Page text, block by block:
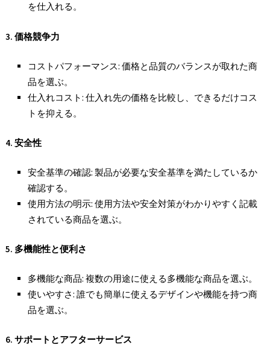
を仕入れる。
3. 価格競争力
コストパフォーマンス: 価格と品質のバランスが取れた商
品を選ぶ。
仕入れコスト: 仕入れ先の価格を比較し、できるだけコス
トを抑える。
4. 安全性
安全基準の確認: 製品が必要な安全基準を満たしているか
確認する。
使用方法の明示: 使用方法や安全対策がわかりやすく記載
されている商品を選ぶ。
5. 多機能性と便利さ
多機能な商品: 複数の用途に使える多機能な商品を選ぶ。
使いやすさ: 誰でも簡単に使えるデザインや機能を持つ商
品を選ぶ。
6. サポートとアフターサービス